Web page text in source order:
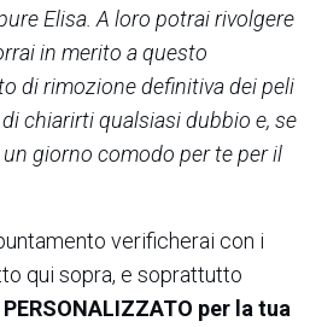
Elisa. A loro potrai rivolgere
in merito a questo
di rimozione definitiva dei peli
chiarirti qualsiasi dubbio e, se
giorno comodo per te per il
verificherai con i
qui sopra, e soprattutto
per la tua